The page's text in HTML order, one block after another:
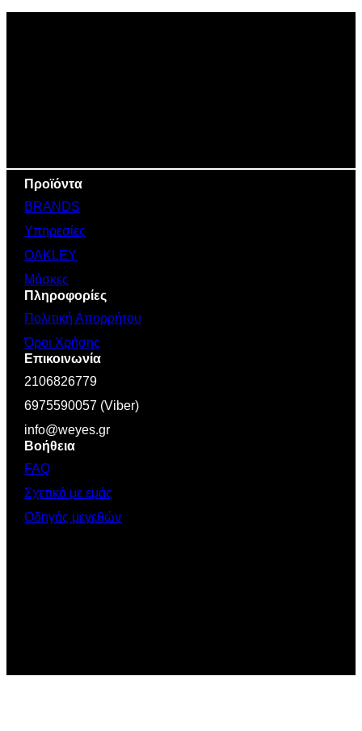
Προϊόντα
BRANDS
Υπηρεσίες
OAKLEY
Μάσκες
Πληροφορίες
Πολιτική Απορρήτου
Όροι Χρήσης
Επικοινωνία
2106826779
6975590057 (Viber)
info@weyes.gr
Βοήθεια
FAQ
Σχετικά με εμάς
Οδηγός μεγεθών